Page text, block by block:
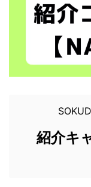
紹介キ